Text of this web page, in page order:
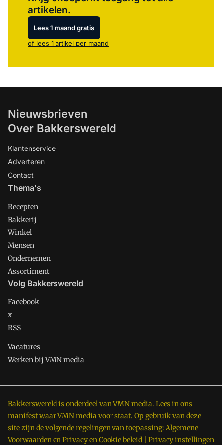
artikelen.
Lees 1 maand gratis
of lees 1 artikel per maand
Nieuwsbrieven
Over Bakkerswereld
Klantenservice
Adverteren
Contact
Thema's
Recepten
Bakkerij
Winkel
Mensen
Ondernemen
Assortiment
Volg Bakkerswereld
Facebook
x
RSS
Vacatures
Werken bij VMN media
Bakkerswereld is onderdeel van VMN media. Lees inons
manifestwaar VMN media voor staat. Op gebruik van deze
site zijn de volgende regelingen van toepassing: Algemene
VoorwaardenenPrivacy en Cookie beleid Privacy instellingen